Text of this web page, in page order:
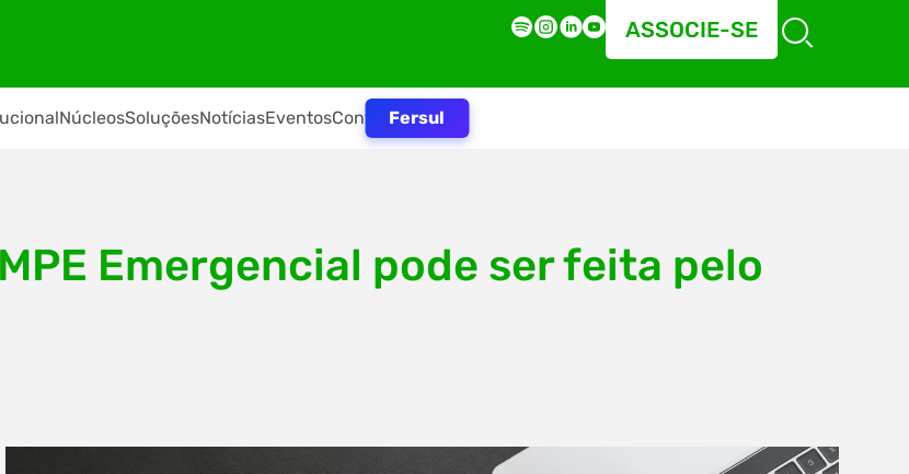
ASSOCIE-SE
NúcleosSoluçõesNotíciasEventosContatoFersul
Emergencial pode ser feita pelo